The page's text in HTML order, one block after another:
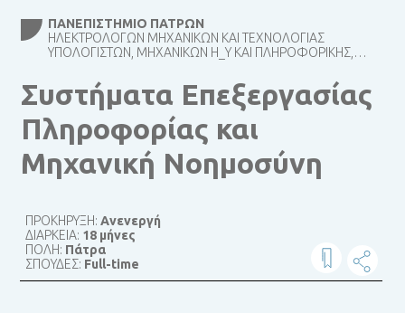
ΠΑΝΕΠΙΣΤΉΜΙΟ ΠΑΤΡΏΝ
ΗΛΕΚΤΡΟΛΌΓΩΝ ΜΗΧΑΝΙΚΏΝ ΚΑΙ ΤΕΧΝΟΛΟΓΊΑΣ
ΥΠΟΛΟΓΙΣΤΏΝ, ΜΗΧΑΝΙΚΏΝ Η_Υ ΚΑΙ ΠΛΗΡΟΦΟΡΙΚΉΣ,
Συστήματα Επεξεργασίας
Πληροφορίας και
Μηχανική Νοημοσύνη
ΠΡΟΚΗΡΥΞΗ:Ανενεργή
ΔΙΑΡΚΕΙΑ: 18 μήνες
ΠΟΛΗ: Πάτρα
ΣΠΟΥΔΕΣ: Full-time